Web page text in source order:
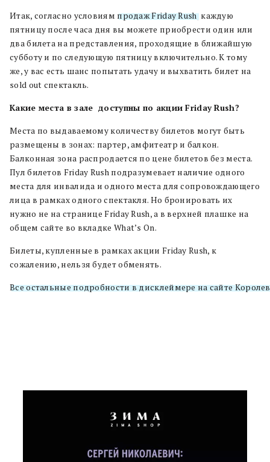
Итак, согласно условиям продаж Friday Rush, каждую
пятницу после часа дня вы можете приобрести один или
два билета на представления, проходящие в ближайшую
субботу и по следующую пятницу включительно. К тому
же, у вас есть шанс попытать удачу и выхватить билет на
sold out спектакль.
Какие места в зале доступны по акции Friday Rush?
Места по выдаваемому количеству билетов могут быть
размещены в зонах: партер, амфитеатр и балкон.
Балконная зона распродается по цене билетов без места.
Пул билетов Friday Rush подразумевает наличие одного
места для инвалида и одного места для сопровождающего
лица в рамках одного спектакля. Но бронировать их
нужно не на странице Friday Rush, а в верхней плашке на
общем сайте во вкладке What’s On.
Билеты, купленные в рамках акции Friday Rush, к
сожалению, нельзя будет обменять.
Все остальные подробности в дисклеймере на сайте